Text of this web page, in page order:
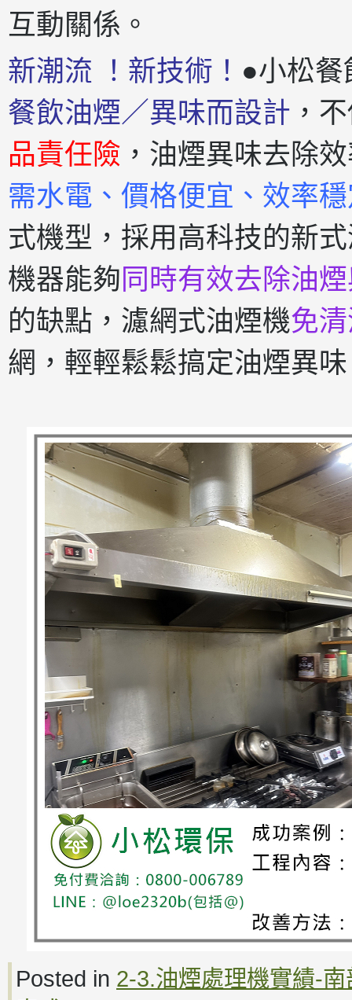
互動關係。
新潮流 ！新技術！ ●小松餐
餐飲油煙／異味而設計 ，
品責任險 ，油煙異味去除
需水電、價格便宜、效率
式機型，採用高科技的新
機器能夠 同時有效去除油
的缺點，濾網式油煙機免
網，輕輕鬆鬆搞定油煙異
Posted in 2-3.油煙處理機實績-南